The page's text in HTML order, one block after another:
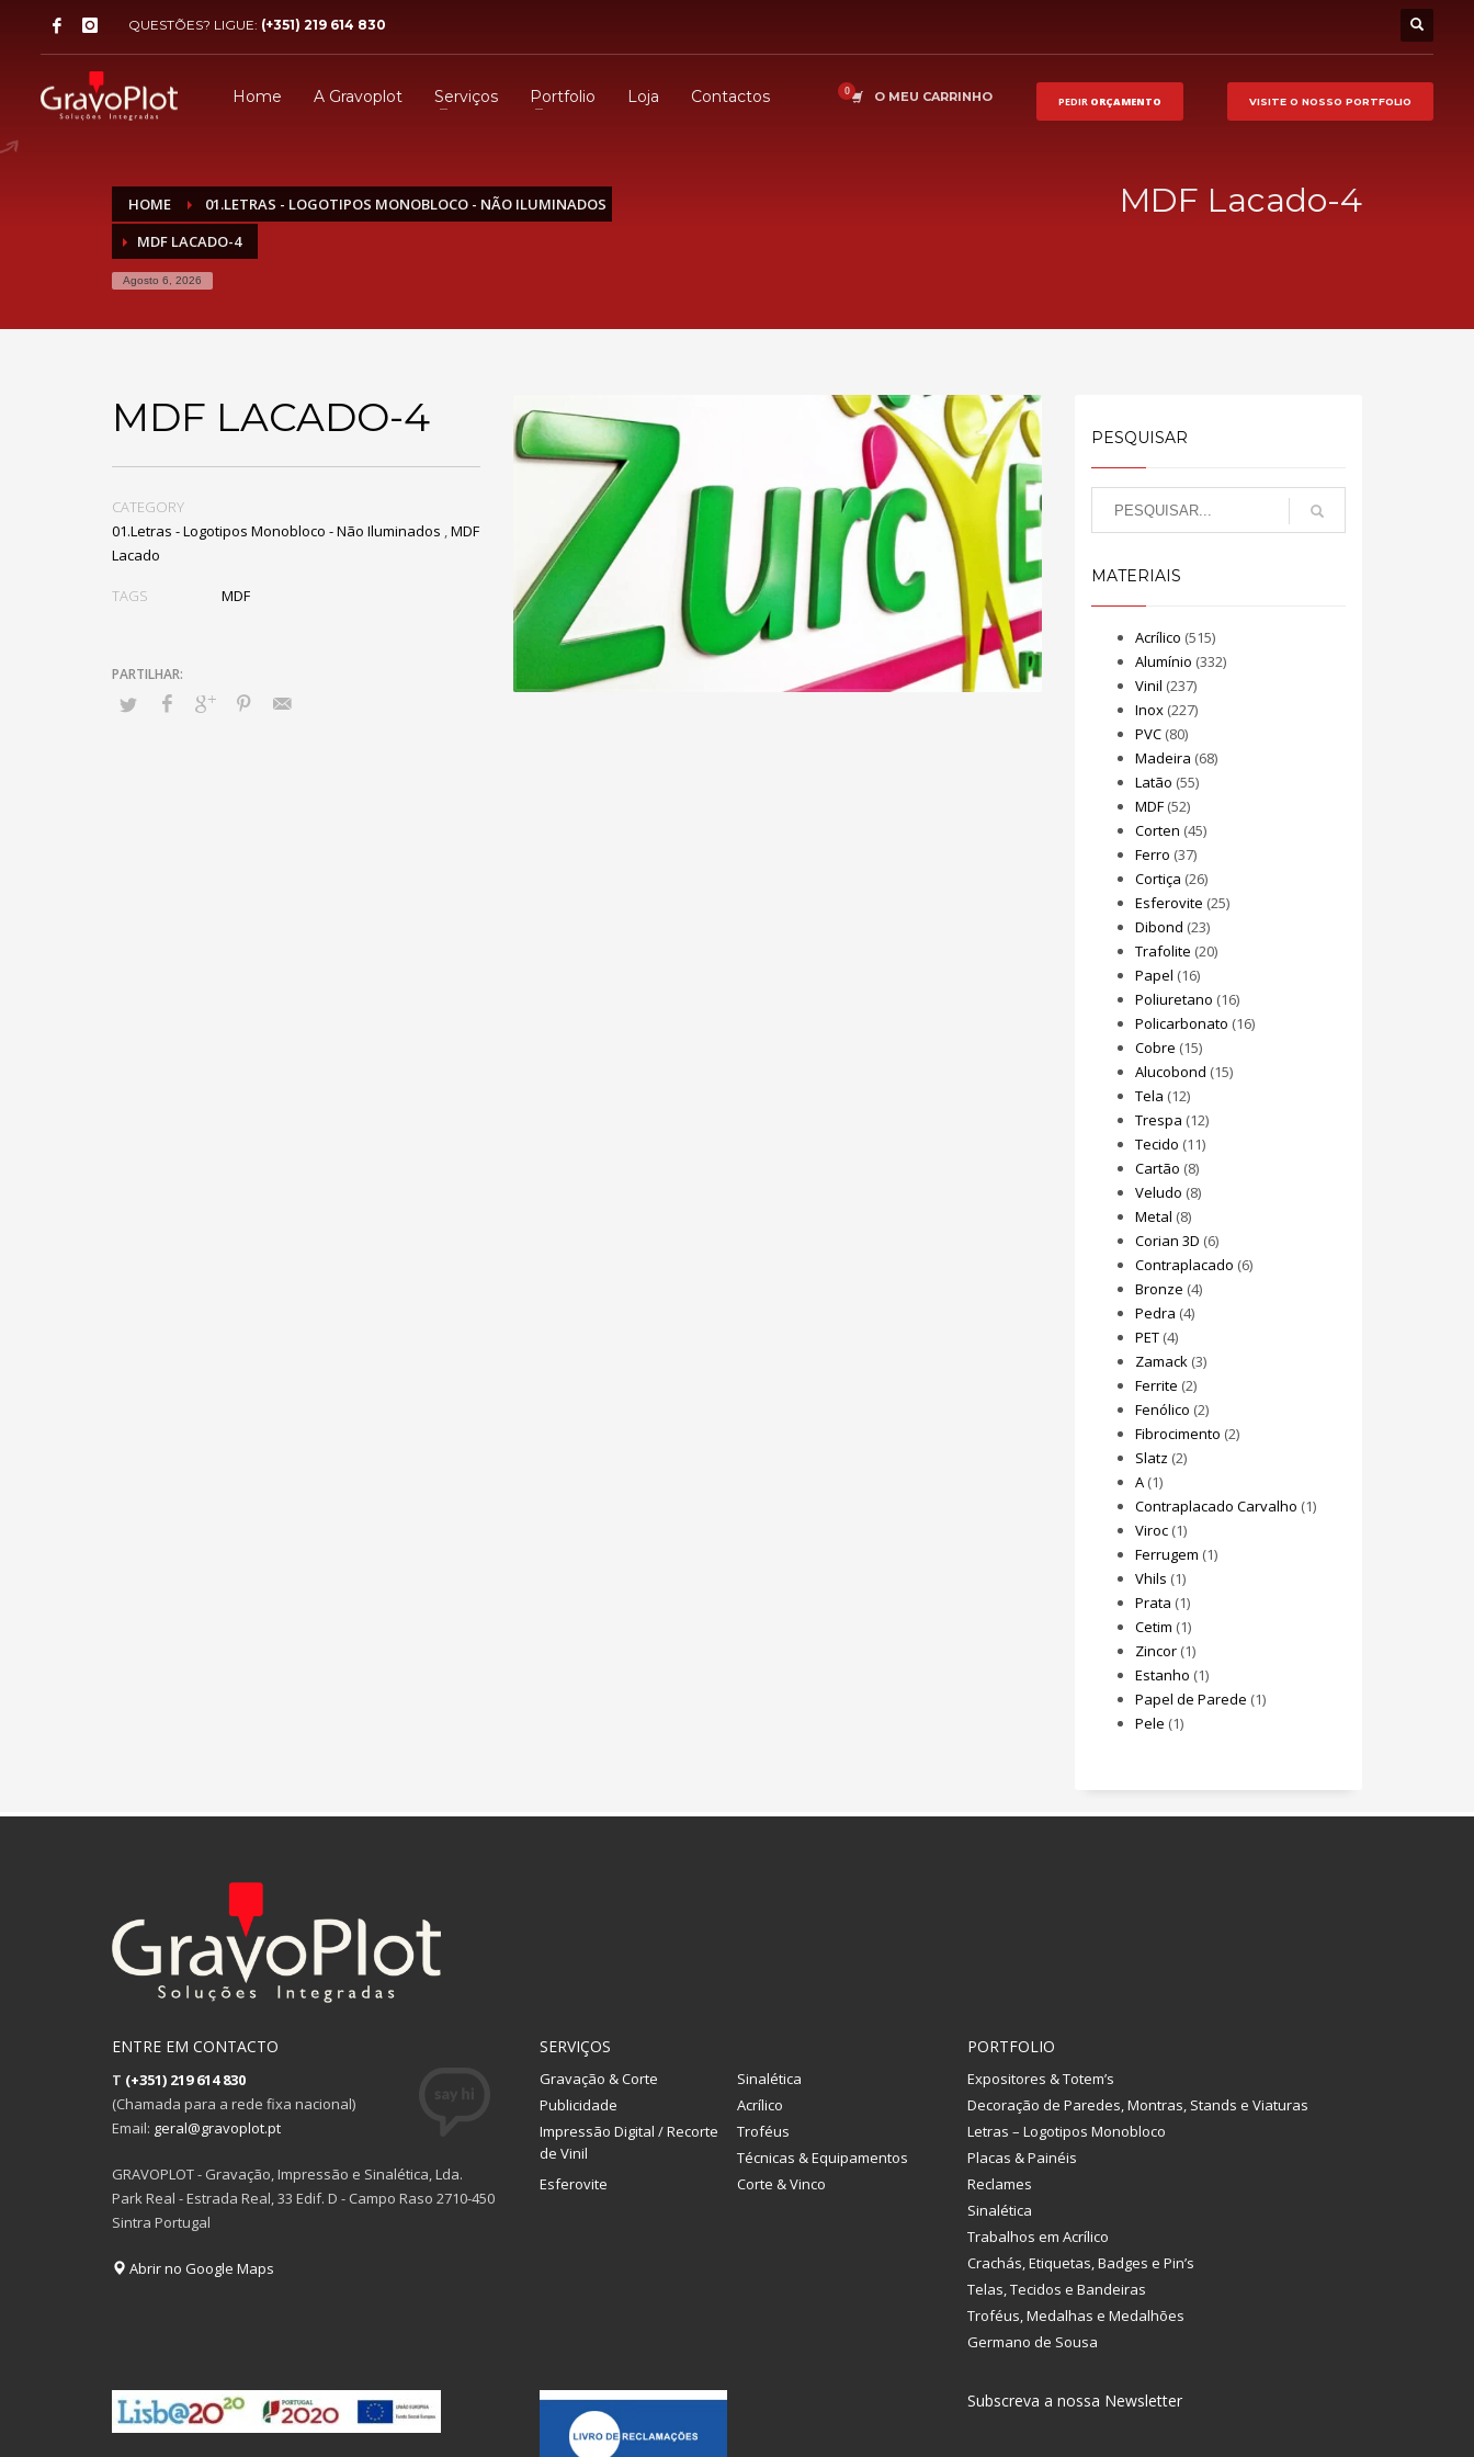
QUESTÕES? LIGUE: (+351) 219 614 830
Home A Gravoplot Serviços Portfolio Loja Contactos O MEU CARRINHO PEDIR ORÇAMENTO VISITE O NOSSO PORTFOLIO
HOME
01.LETRAS - LOGOTIPOS MONOBLOCO - NÃO ILUMINADOS
MDF LACADO-4
Agosto 6, 2026
MDF Lacado-4
MDF LACADO-4
CATEGORY
01.Letras - Logotipos Monobloco - Não Iluminados ,MDF
Lacado
TAGS MDF
PESQUISAR
MATERIAIS
Acrílico (515)
Alumínio (332)
Vinil (237)
Inox(227)
PVC(80)
Madeira (68)
Latão (55)
MDF(52)
Corten (45)
Ferro (37)
Cortiça (26)
Esferovite (25)
Dibond (23)
Trafolite (20)
Papel (16)
Poliuretano (16)
Policarbonato (16)
Cobre (15)
Alucobond (15)
Tela (12)
Trespa (12)
Tecido (11)
Cartão (8)
Veludo (8)
Metal (8)
Corian 3D (6)
Contraplacado (6)
Bronze (4)
Pedra (4)
PET(4)
Zamack(3)
Ferrite (2)
Fenólico (2)
Fibrocimento (2)
Slatz (2)
A(1)
Contraplacado Carvalho (1)
Viroc(1)
Ferrugem (1)
Vhils (1)
Prata (1)
Cetim (1)
Zincor(1)
Estanho (1)
Papel de Parede (1)
Pele (1)
ENTRE EM CONTACTO
T (+351) 219 614 830
(Chamada para a rede fixa nacional)
Email: geral@gravoplot.pt
GRAVOPLOT - Gravação, Impressão e Sinalética, Lda.
Park Real - Estrada Real, 33 Edif. D - Campo Raso 2710-450
Sintra Portugal
Abrir no Google Maps
SERVIÇOS
Gravação & Corte
Sinalética
Publicidade
Acrílico
Impressão Digital / Recorte
de Vinil
Troféus
Técnicas & Equipamentos
Esferovite
Corte & Vinco
PORTFOLIO
Expositores & Totem’s
Decoração de Paredes, Montras, Stands e Viaturas
Letras – Logotipos Monobloco
Placas & Painéis
Reclames
Sinalética
Trabalhos em Acrílico
Crachás, Etiquetas, Badges e Pin’s
Telas, Tecidos e Bandeiras
Troféus, Medalhas e Medalhões
Germano de Sousa
Subscreva a nossa Newsletter